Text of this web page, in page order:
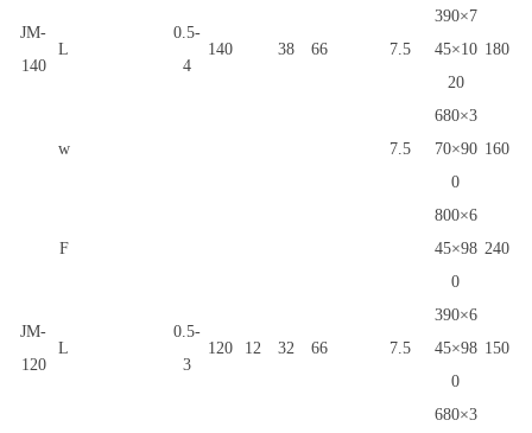
12
JM-
140
0.5-
4
140 38 66
L 7.5
390×7
45×10
20
180
w 7.5
680×3
70×90
0
160
JM-
120
F
0.5-
3
120 32 66 7.5
800×6
45×98
0
240
L
390×6
45×98
0
150
680×3